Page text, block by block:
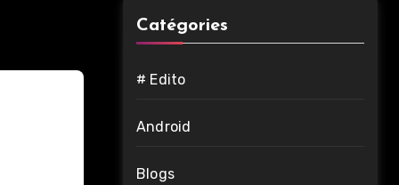
Catégories
# Edito
Android
Blogs